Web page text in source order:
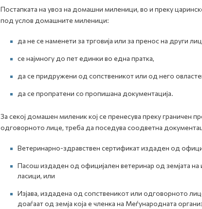
Постапката на увоз на домашни миленици, во и преку
под услов домашните миленици:
да не се наменети за трговија или за пренос на други
се најмногу до пет единки во една пратка,
да се придружени од сопственикот или од него
да се пропратени со пропишана документација.
За секој домашен миленик кој се пренесува преку граничен
одговорното лице, треба да поседува соодветна
Ветеринарно-здравствен сертификат издаден од
Пасош издаден од официјален ветеринар од земјата
ласици, или
Изјава, издадена од сопственикот или одговорното
доаѓаат од земја која е членка на Меѓународната